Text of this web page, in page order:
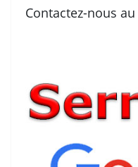
Contactez-nous au